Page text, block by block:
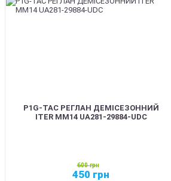
P1G-TAC РЕГЛАН ДЕМІСЕЗОННИЙ
ITER ММ14 UA281-29884-UDC
600грн
450 грн